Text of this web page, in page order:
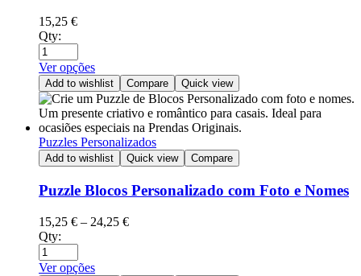
15,25 €
Qty:
Ver opções
Add to wishlist Compare Quick view
Puzzles Personalizados
Add to wishlist Quick view Compare
Puzzle Blocos Personalizado com Foto e Nomes
15,25 € – 24,25 €
Qty:
Ver opções